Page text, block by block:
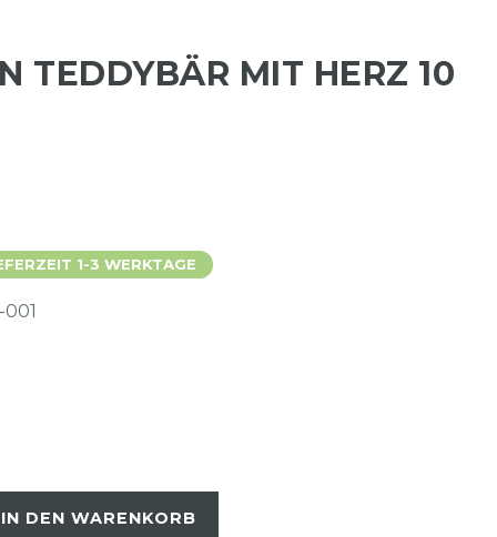
TEDDYBÄR MIT HERZ 10
1-3 WERKTAGE
IN DEN WARENKORB